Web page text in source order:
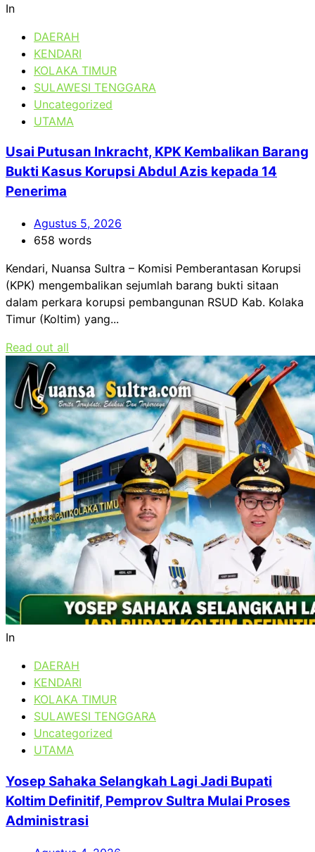
In
DAERAH
KENDARI
KOLAKA TIMUR
SULAWESI TENGGARA
Uncategorized
UTAMA
Usai Putusan Inkracht, KPK Kembalikan Barang
Bukti Kasus Korupsi Abdul Azis kepada 14
Penerima
Agustus 5, 2026
658 words
Kendari, Nuansa Sultra – Komisi Pemberantasan Korupsi
(KPK) mengembalikan sejumlah barang bukti sitaan
dalam perkara korupsi pembangunan RSUD Kab. Kolaka
Timur (Koltim) yang...
Read out all
In
DAERAH
KENDARI
KOLAKA TIMUR
SULAWESI TENGGARA
Uncategorized
UTAMA
Yosep Sahaka Selangkah Lagi Jadi Bupati
Koltim Definitif, Pemprov Sultra Mulai Proses
Administrasi